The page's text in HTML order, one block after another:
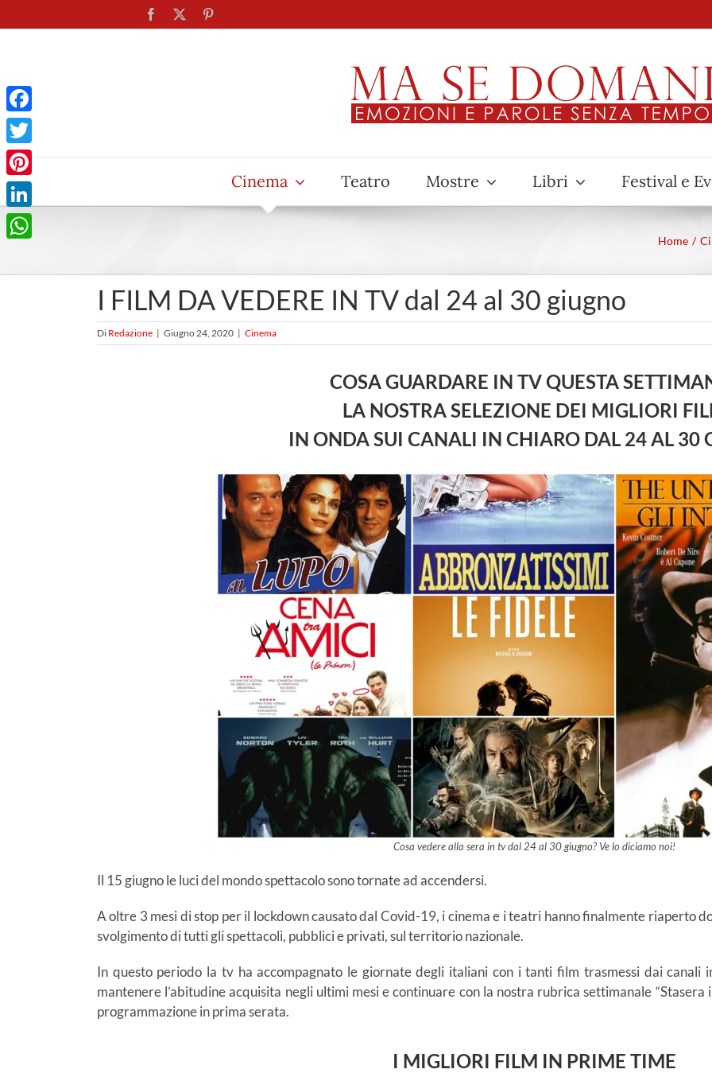
al
Facebook
Cinema Teatro Mostre Libri Festival e
Home
I FILM DA VEDERE IN TV dal 24 al 30 giugno
Di Redazione | Giugno 24, 2020 | Cinema
COSA GUARDARE IN TV QUESTA
LA NOSTRA SELEZIONE DEI MIGLIORI
IN ONDA SUI CANALI IN CHIARO DAL 24 AL 30
Cosa vedere alla sera in tv dal 24 al 30 giugno? Ve lo diciamo noi!
Il 15 giugno le luci del mondo spettacolo sono tornate ad accendersi.
A oltre 3 mesi di stop per il lockdown causato dal Covid-19, i cinema e i teatri hanno finalmente riaperto
svolgimento di tutti gli spettacoli, pubblici e privati, sul territorio nazionale.
In questo periodo la tv ha accompagnato le giornate degli italiani con i tanti film trasmessi dai canali
mantenere l’abitudine acquisita negli ultimi mesi e continuare con la nostra rubrica settimanale
programmazione in prima serata.
I MIGLIORI FILM IN PRIME TIME
Facebook
Twitter
Pinterest
LinkedIn